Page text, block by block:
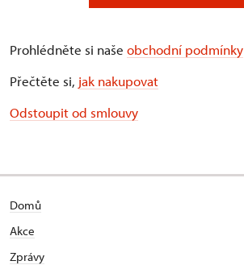
Prohlédněte si naše obchodní podmínky
Přečtěte si, jak nakupovat
Odstoupit od smlouvy
Domů
Akce
Zprávy